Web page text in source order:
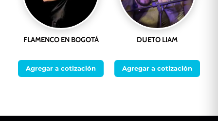
FLAMENCO EN BOGOTÁ
Agregar a cotización
DUETO LIAM
Agregar a cotización